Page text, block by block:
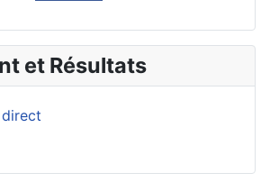
et Résultats
direct